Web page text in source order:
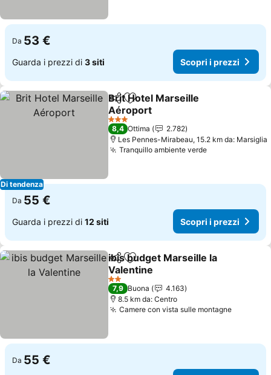
Da 53 €
Guarda i prezzi di 3 siti Scopri i prezzi
Di tendenza
CondividiAggiungi ai preferiti
Brit Hotel Marseille
Aéroport
Scopri i prezzi
3 Stelle
8,4 Ottima
2.782
Les Pennes-Mirabeau, 15.2 km da: Marsiglia
Tranquillo ambiente verdeScopri i
Da 55 €
Guarda i prezzi di 12 siti Scopri i prezzi
CondividiAggiungi ai preferiti
ibis budget Marseille la
Valentine
Scopri i prezzi
2 Stelle
7,9 Buona
4.163
8.5 km da: Centro
Camere con vista sulle montagneScopri i
Da 55 €